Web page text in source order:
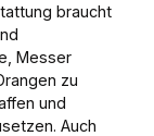
braucht
Messer
zu
und
Auch